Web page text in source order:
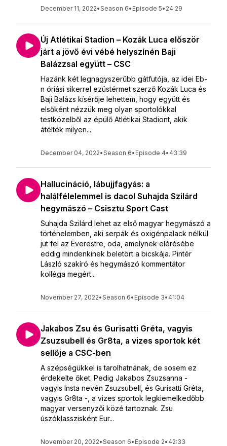
December 11, 2022•Season 6• Episode 5• 24:29
Új Atlétikai Stadion – Kozák Luca először
járt a jövő évi vébé helyszínén Baji
Balázzsal együtt – CSC
Hazánk két legnagyszerűbb gátfutója, az idei Eb-
n óriási sikerrel ezüstérmet szerző Kozák Luca és
Baji Balázs kísérője lehettem, hogy együtt és
elsőként nézzük meg olyan sportolókkal
testközelből az épülő Atlétikai Stadiont, akik
átélték milyen...
December 04, 2022•Season 6• Episode 4• 43:39
Hallucináció, lábujjfagyás: a
halálfélelemmel is dacol Suhajda Szilárd
hegymászó – Csisztu Sport Cast
Suhajda Szilárd lehet az első magyar hegymászó a
történelemben, aki serpák és oxigénpalack nélkül
jut fel az Everestre, oda, amelynek elérésébe
eddig mindenkinek beletört a bicskája. Pintér
László szakíró és hegymászó kommentátor
kolléga megért...
November 27, 2022•Season 6• Episode 3• 41:04
Jakabos Zsu és Gurisatti Gréta, vagyis
Zsuzsubell és Gr8ta, a vizes sportok két
sellője a CSC-ben
A szépségükkel is tarolhatnának, de sosem ez
érdekelte őket. Pedig Jakabos Zsuzsanna -
vagyis Insta nevén Zsuzsubell, és Gurisatti Gréta,
vagyis Gr8ta -, a vizes sportok legkiemelkedőbb
magyar versenyzői közé tartoznak. Zsu
úszóklasszisként Eur...
November 20, 2022•Season 6• Episode 2• 42:33